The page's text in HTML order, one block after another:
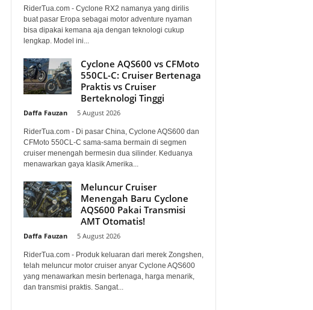
RiderTua.com - Cyclone RX2 namanya yang dirilis
buat pasar Eropa sebagai motor adventure nyaman
bisa dipakai kemana aja dengan teknologi cukup
lengkap. Model ini...
Cyclone AQS600 vs CFMoto
550CL-C: Cruiser Bertenaga
Praktis vs Cruiser
Berteknologi Tinggi
Daffa Fauzan 5 August 2026
RiderTua.com - Di pasar China, Cyclone AQS600 dan
CFMoto 550CL-C sama-sama bermain di segmen
cruiser menengah bermesin dua silinder. Keduanya
menawarkan gaya klasik Amerika...
Meluncur Cruiser
Menengah Baru Cyclone
AQS600 Pakai Transmisi
AMT Otomatis!
Daffa Fauzan 5 August 2026
RiderTua.com - Produk keluaran dari merek Zongshen,
telah meluncur motor cruiser anyar Cyclone AQS600
yang menawarkan mesin bertenaga, harga menarik,
dan transmisi praktis. Sangat...